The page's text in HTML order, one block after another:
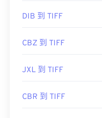
https://www.filep-ext.
DIB 到 TIFF
CBZ 到 TIFF
JXL 到 TIFF
CBR 到 TIFF